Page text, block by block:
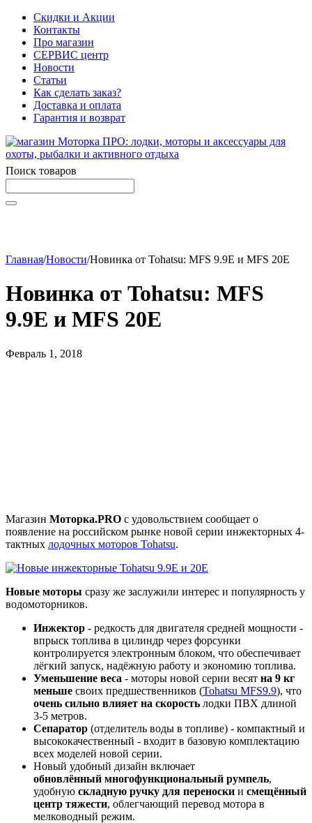
Скидки и Акции
Контакты
Про магазин
СЕРВИС центр
Новости
Статьи
Как сделать заказ?
Доставка и оплата
Гарантия и возврат
Поиск товаров
Главная/Новости/Новинка от Tohatsu: MFS 9.9E и MFS 20E
Новинка от Tohatsu: MFS
9.9E и MFS 20E
Февраль 1, 2018
Магазин Моторка.PRO с удовольствием сообщает о
появление на российском рынке новой серии инжекторных 4-
тактных лодочных моторов Tohatsu.
Новые моторы сразу же заслужили интерес и популярность у
водомоторников.
Инжектор - редкость для двигателя средней мощности -
впрыск топлива в цилиндр через форсунки
контролируется электронным блоком, что обеспечивает
лёгкий запуск, надёжную работу и экономию топлива.
Уменьшение веса - моторы новой серии весят на 9 кг
меньше своих предшественников (Tohatsu MFS9.9), что
очень сильно влияет на скорость лодки ПВХ длиной
3-5 метров.
Сепаратор (отделитель воды в топливе) - компактный и
высококачественный - входит в базовую комплектацию
всех моделей новой серии.
Новый удобный дизайн включает
обновлённый многофункциональный румпель,
удобную складную ручку для переноски и смещённый
центр тяжести, облегчающий перевод мотора в
мелководный режим.